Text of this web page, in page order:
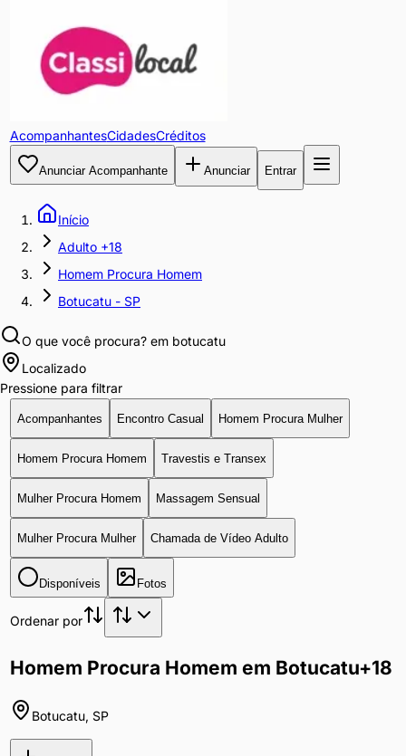
AcompanhantesCidadesCréditos
Anunciar Acompanhante Anunciar Entrar
Início
Adulto +18
Homem Procura Homem
Botucatu - SP
O que você procura? em botucatu
Localizado
Pressione para filtrar
Acompanhantes Encontro Casual Homem Procura Mulher
Homem Procura Homem Travestis e Transex
Mulher Procura Homem Massagem Sensual
Mulher Procura Mulher Chamada de Vídeo Adulto
Disponíveis Fotos
Ordenar por
Homem Procura Homem em Botucatu+18
Botucatu, SP